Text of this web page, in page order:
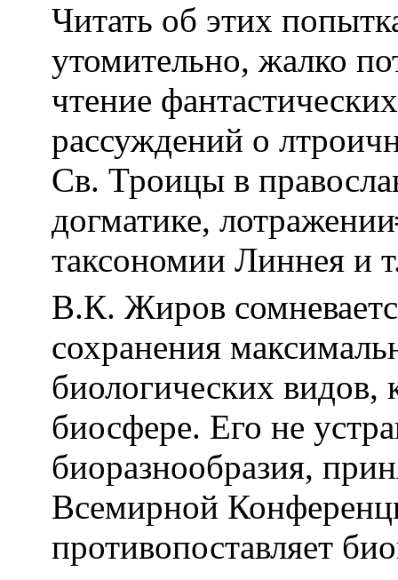
Читать об этих
утомительно, жалко
чтение
рассуждений о
Св. Троицы в
догматике,
таксономии Линнея и
В.К. Жиров
сохранения
биологических видов,
биосфере. Его не
биоразнообразия,
Всемирной
противопоставляет